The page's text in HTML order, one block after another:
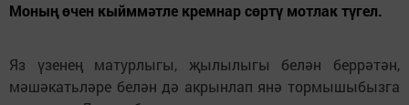
Моның өчен кыйммәтле кремнар сөртү мотлак түгел.
Яз үзенеңматурлыгы, җылылыгы белән беррәтән,
мәшәкатьләре белән дә акрынлап янә тормышыбызга